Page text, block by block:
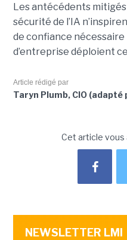
Les antécédents
sécurité de l’IA
de confiance nécessaire
d’entreprise déploient
Article rédigé par
Taryn Plumb, CIO (adapté
Cet article vous
NEWSLETTER LMI